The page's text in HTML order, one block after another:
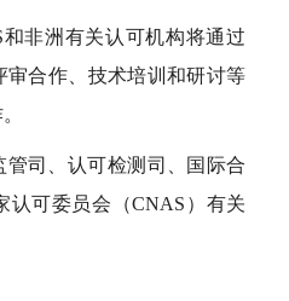
非洲有关认可机构将通过
合作、技术培训和研讨等
司、认可检测司、国际合
认可委员会（CNAS）有关